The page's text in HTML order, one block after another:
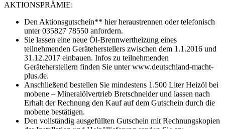
AKTIONSPRÄMIE:
Den Aktionsgutschein** hier heraustrennen oder telefonisch
unter 035827 78550 anfordern.
Sie lassen eine neue Öl-Brennwertheizung eines
teilnehmenden Geräteherstellers zwischen dem 1.1.2016 und
31.12.2017 einbauen. Infos zu teilnehmenden
Geräteherstellern finden Sie unter www.deutschland-macht-
plus.de.
Anschließend bestellen Sie mindestens 1.500 Liter Heizöl bei
mobene – Mineralölvertrieb Bretschneider und lassen nach
Erhalt der Rechnung den Kauf auf dem Gutschein durch die
mobene bestätigen.
Den vollständig ausgefüllten Gutschein mit Rechnungskopien